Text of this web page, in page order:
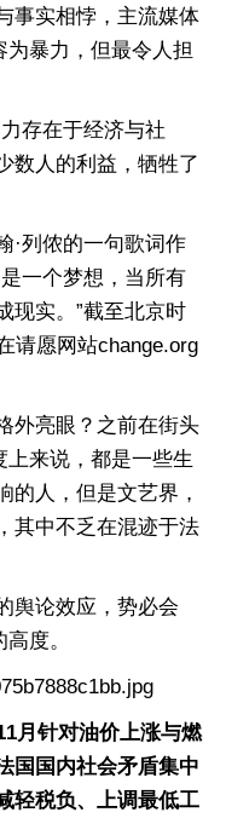
事实相悖，主流媒体
为暴力，但最令人担
存在于经济与社
数人的利益，牺牲了
列侬的一句歌词作
一个梦想，当所有
现实。”截至北京时
请愿网站change.org
亮眼？之前在街头
上来说，都是一些生
的人，但是文艺界，
其中不乏在混迹于法
论效应，势必会
度。
月针对油价上涨与燃
国国内社会矛盾集中
轻税负、上调最低工